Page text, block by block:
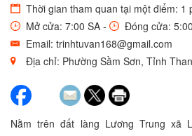
Thời gian tham quan tại một điểm: 1
Mở cửa: 7:00 SA -
Đóng cửa:
Email: trinhtuvan168@gmail.com
Địa chỉ: Phường Sầm Sơn, Tỉnh
Nằm trên đất làng Lương Trung xã